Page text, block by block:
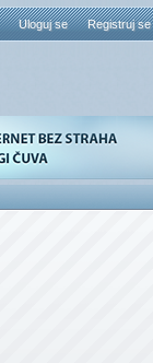
Uloguj se Registruj se